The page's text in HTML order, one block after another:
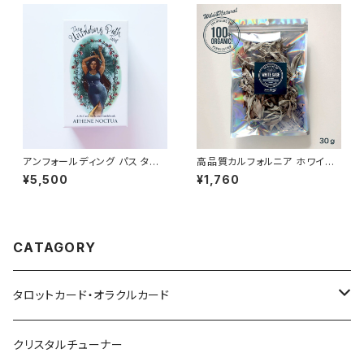
アンフォールディング パス タロ
ット（The Unfolding Path Ta
rot）
¥5,500
高品質カルフォルニア ホワイト
セージ (30ｇ)100％オーガニッ
ク | マインドフルネス、瞑想、ヨ
¥1,760
CATAGORY
タロットカード・オラクルカード
タロットカード
クリスタルチューナー